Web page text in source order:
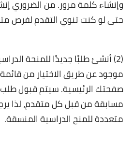
وإنشاء كلمة مرور. من الضروري
حتى لو كنت تنوي التقدم لفرص
(2) أنشئ طلبًا جديدًا للمنحة
موجود عن طريق الاختيار من
صفحتك الرئيسية. سيتم قبول
مسابقة من قبل كل متقدم، لذا
متعددة للمنح الدراسية المنسقة.